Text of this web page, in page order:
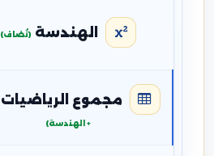
الهندسة (تُضاف)
مجموع الرياضيات
+ الهندسة)